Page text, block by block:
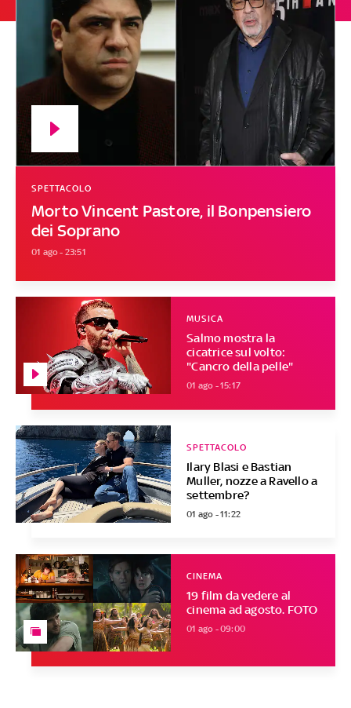
Morto Vincent Pastore, il Bonpensiero
dei Soprano
SPETTACOLO
01 ago - 23:51
Salmo mostra la
cicatrice sul volto:
"Cancro della pelle"
MUSICA
01 ago - 15:17
Ilary Blasi e Bastian
Muller, nozze a Ravello a
settembre?
SPETTACOLO
01 ago - 11:22
19 film da vedere al
cinema ad agosto. FOTO
CINEMA
01 ago - 09:00